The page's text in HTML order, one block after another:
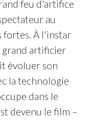
feu d'artifice
au
fortes. À l'instar
artificier
évoluer son
la technologie
dans le
devenu le film –